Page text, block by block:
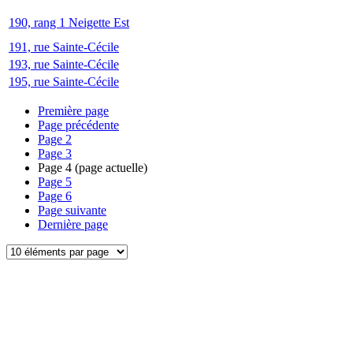
190, rang 1 Neigette Est
191, rue Sainte-Cécile
193, rue Sainte-Cécile
195, rue Sainte-Cécile
Première page
Page précédente
Page 2
Page 3
Page 4 (page actuelle)
Page 5
Page 6
Page suivante
Dernière page